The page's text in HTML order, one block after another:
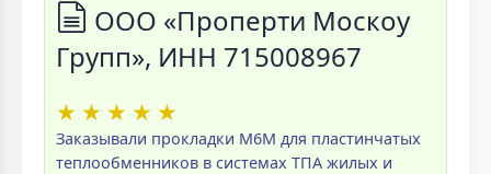
ООО «Проперти Москоу
Групп», ИНН 715008967
★ ★ ★ ★ ★
Заказывали прокладки M6M для пластинчатых
теплообменников в системах ТПА жилых и